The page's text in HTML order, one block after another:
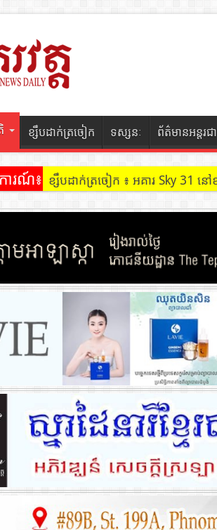
ខ្សឹបដាក់ត្រចៀក ទស្សនៈ ព័ត៌មានអន្តរជ
ារណ៍៖ ខ្សឹបដាក់ត្រចៀក ៖ ដល់ករ ! ឈ្មួញដឹក